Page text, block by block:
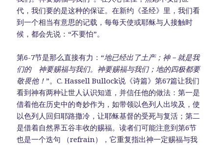
代，我们要的是这种的保证。在新约《圣经》里，我们看
到一个相当有意思的记载，每每天使或耶稣与人接触时
候，都会先说：“不要怕”。
第6-7节是那么直接有力：“地已经出了土产；神－就是我
们的 神要赐福与我们。神要赐福与我们；地的四极都要
敬畏他！”。C. Hassell Bullock说《诗篇》第67篇让我们
看到神有两种让世人认识知道，并信任他的做法：第一是
借着他在历史中的奇妙作为，如带领以色列人出埃及，使
以色列人回归耶路撒冷，让耶稣基督的受死与复活；第二
是借着自然界五谷丰收的赐福。读者们可能注意到第6节
也是一个迭句 （refrain），它重复指出神一定赐福与我